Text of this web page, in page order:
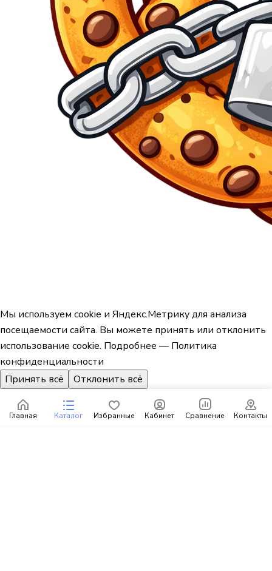
Главная Каталог Избранные Кабинет Сравнение Контакты
Мы используем cookie и Яндекс.Метрику для анализа
посещаемости сайта. Вы можете принять или отклонить
использование cookie. Подробнее — Политика
конфиденциальности
Принять всё
Отклонить всё